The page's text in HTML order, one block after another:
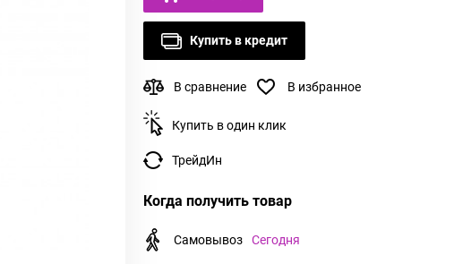
Купить в кредит
В сравнение В избранное
Купить в один клик
ТрейдИн
Когда получить товар
Самовывоз Сегодня